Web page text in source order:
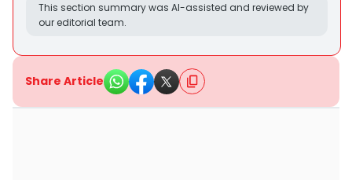
This section summary was AI-assisted and reviewed by
our editorial team.
Share Article